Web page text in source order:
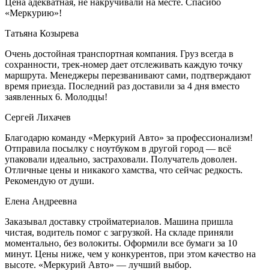
Цена адекватная, не накручивали на месте. Спасибо
«Меркурию»!
Татьяна Козырева
Очень достойная транспортная компания. Груз всегда в
сохранности, трек-номер дает отслеживать каждую точку
маршрута. Менеджеры перезванивают сами, подтверждают
время приезда. Последний раз доставили за 4 дня вместо
заявленных 6. Молодцы!
Сергей Лихачев
Благодарю команду «Меркурий Авто» за профессионализм!
Отправила посылку с ноутбуком в другой город — всё
упаковали идеально, застраховали. Получатель доволен.
Отличные цены и никакого хамства, что сейчас редкость.
Рекомендую от души.
Елена Андреевна
Заказывал доставку стройматериалов. Машина пришла
чистая, водитель помог с загрузкой. На складе приняли
моментально, без волокиты. Оформили все бумаги за 10
минут. Цены ниже, чем у конкурентов, при этом качество на
высоте. «Меркурий Авто» — лучший выбор.